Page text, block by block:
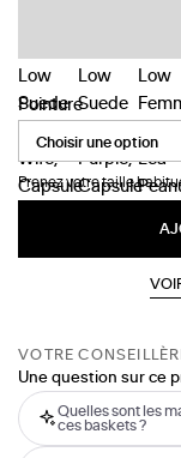
Pointure
Prenez votre taille
VOTRE
Une question sur ce
Quelles sont les
ces baskets ?